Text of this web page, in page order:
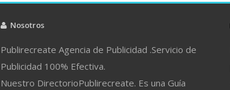
Nosotros
Publirecreate Agencia de Publicidad .Servicio de
Publicidad 100% Efectiva.
Nuestro DirectorioPublirecreate. Es una Guía